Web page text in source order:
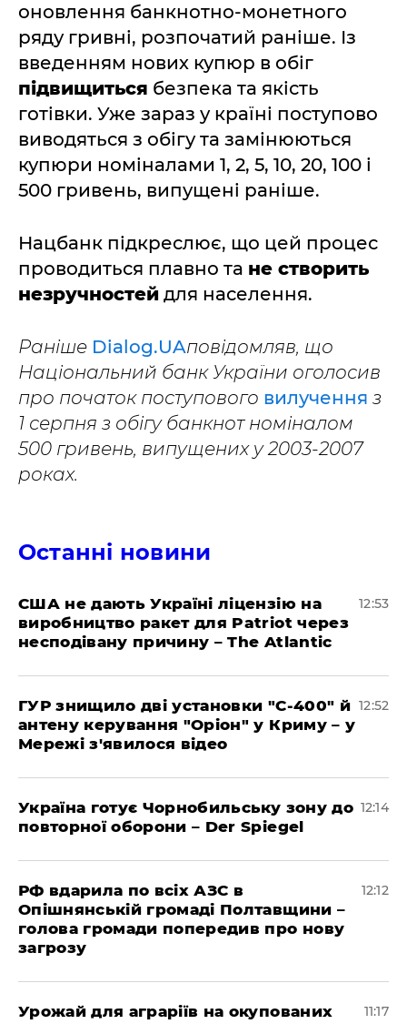
оновлення банкнотно-монетного
ряду гривні, розпочатий раніше. Із
введенням нових купюр в обіг
підвищиться безпека та якість
готівки. Уже зараз у країні поступово
виводяться з обігу та замінюються
купюри номіналами 1, 2, 5, 10, 20, 100 і
500 гривень, випущені раніше.
Нацбанк підкреслює, що цей процес
проводиться плавно та не створить
незручностей для населення.
Раніше Dialog.UAповідомляв, що
Національний банк України оголосив
про початок поступового вилучення з
1 серпня з обігу банкнот номіналом
500 гривень, випущених у 2003-2007
роках.
Останні новини
США не дають Україні ліцензію на
виробництво ракет для Patriot через
несподівану причину – The Atlantic
12:53
ГУР знищило дві установки "С-400" й
антену керування "Оріон" у Криму – у
Мережі з'явилося відео
12:52
Україна готує Чорнобильську зону до
повторної оборони – Der Spiegel
12:14
РФ вдарила по всіх АЗС в
Опішнянській громаді Полтавщини –
голова громади попередив про нову
загрозу
12:12
Урожай для аграріїв на окупованих
11:17